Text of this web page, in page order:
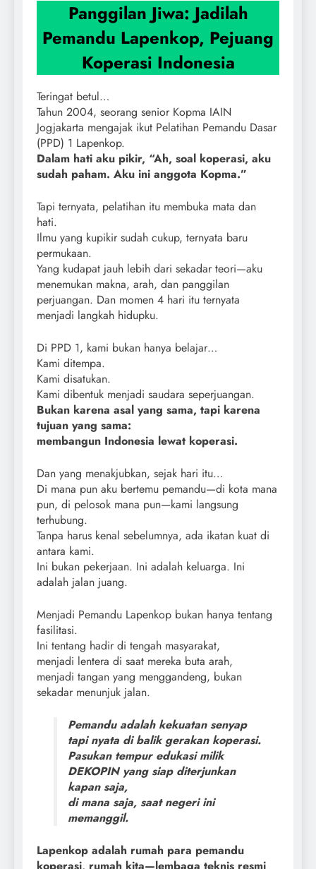
Panggilan Jiwa: Jadilah
Pemandu Lapenkop, Pejuang
Koperasi Indonesia
Teringat betul…
Tahun 2004, seorang senior Kopma IAIN
Jogjakarta mengajak ikut Pelatihan Pemandu Dasar
(PPD) 1 Lapenkop.
Dalam hati aku pikir, “Ah, soal koperasi, aku
sudah paham. Aku ini anggota Kopma.”
Tapi ternyata, pelatihan itu membuka mata dan
hati.
Ilmu yang kupikir sudah cukup, ternyata baru
permukaan.
Yang kudapat jauh lebih dari sekadar teori—aku
menemukan makna, arah, dan panggilan
perjuangan. Dan momen 4 hari itu ternyata
menjadi langkah hidupku.
Di PPD 1, kami bukan hanya belajar…
Kami ditempa.
Kami disatukan.
Kami dibentuk menjadi saudara seperjuangan.
Bukan karena asal yang sama, tapi karena
tujuan yang sama:
membangun Indonesia lewat koperasi.
Dan yang menakjubkan, sejak hari itu…
Di mana pun aku bertemu pemandu—di kota mana
pun, di pelosok mana pun—kami langsung
terhubung.
Tanpa harus kenal sebelumnya, ada ikatan kuat di
antara kami.
Ini bukan pekerjaan. Ini adalah keluarga. Ini
adalah jalan juang.
Menjadi Pemandu Lapenkop bukan hanya tentang
fasilitasi.
Ini tentang hadir di tengah masyarakat,
menjadi lentera di saat mereka buta arah,
menjadi tangan yang menggandeng, bukan
sekadar menunjuk jalan.
Pemandu adalah kekuatan senyap
tapi nyata di balik gerakan koperasi.
Pasukan tempur edukasi milik
DEKOPIN yang siap diterjunkan
kapan saja,
di mana saja, saat negeri ini
memanggil.
Lapenkop adalah rumah para pemandu